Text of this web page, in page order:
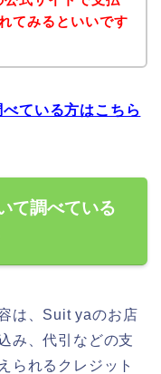
てみるといいです
ている方はこちら
て調べている
は、Suit yaのお店
み、代引などの支
られるクレジット